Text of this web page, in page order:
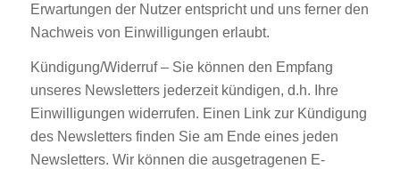
Erwartungen der Nutzer entspricht und uns ferner den
Nachweis von Einwilligungen erlaubt.
Kündigung/Widerruf – Sie können den Empfang
unseres Newsletters jederzeit kündigen, d.h. Ihre
Einwilligungen widerrufen. Einen Link zur Kündigung
des Newsletters finden Sie am Ende eines jeden
Newsletters. Wir können die ausgetragenen E-